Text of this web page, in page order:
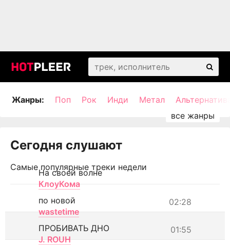
Жанры: Поп Рок Инди Метал
Сегодня слушают
Самые популярные треки недели
На своей волне
КлоуКома
02:28
по новой
wastetime
01:55
ПРОБИВАТЬ ДНО
J. ROUH